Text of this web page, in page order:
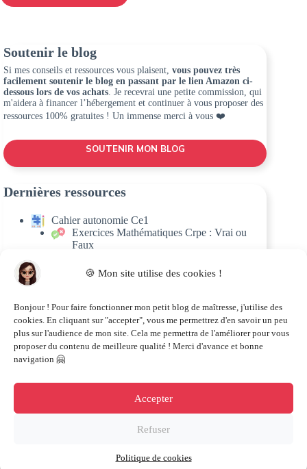
🍪 Mon site utilise des cookies !
Bonjour ! Pour faire fonctionner mon petit blog de maîtresse, j'utilise des
cookies. En cliquant sur "accepter", vous me permettrez d'en savoir un peu
plus sur l'audience de mon site. Cela me permettra de l'améliorer pour vous
proposer du contenu de meilleure qualité ! Merci d'avance et bonne
navigation 🤗
Accepter
Refuser
Politique de cookies
Soutenir le blog
Si mes conseils et ressources vous plaisent, vous pouvez très
facilement soutenir le blog en passant par le lien Amazon ci-
dessous lors de vos achats. Je recevrai une petite commission, qui
m'aidera à financer l’hébergement et continuer à vous proposer des
ressources 100% gratuites ! Un immense merci à vous ❤️
SOUTENIR MON BLOG
Dernières ressources
Cahier autonomie Ce1
Exercices Mathématiques Crpe : Vrai ou
Faux
Programme révision Crpe
© 2021-2026 Maîtresse aux Lunettes |
Politique de confidentialité
contact@maitresseauxlunettes.fr